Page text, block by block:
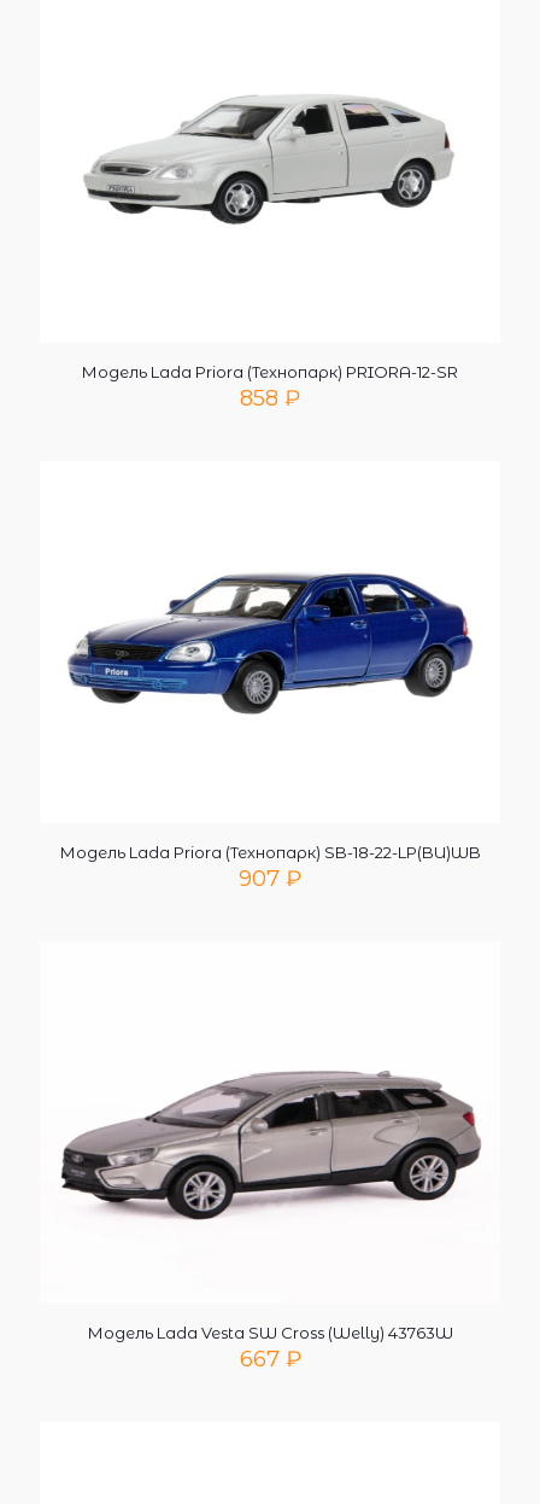
Модель Lada Priora (Технопарк) PRIORA-12-SR
858 ₽
Модель Lada Priora (Технопарк) SB-18-22-LP(BU)WB
907 ₽
Модель Lada Vesta SW Cross (Welly) 43763W
667 ₽